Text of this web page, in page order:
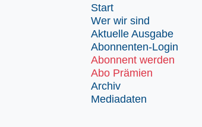
Start
Wer wir sind
Aktuelle Ausgabe
Abonnenten-Login
Abonnent werden
Abo Prämien
Archiv
Mediadaten